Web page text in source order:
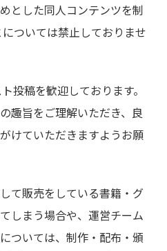
とした同人コンテンツを制
ついては禁止しておりませ
投稿を歓迎しております。
趣旨をご理解いただき、良
けていただきますようお願
て販売をしている書籍・グ
しまう場合や、運営チーム
ついては、制作・配布・頒